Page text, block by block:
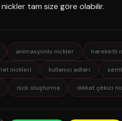
tam size göre olabilir.
animasyonlu nickler hareketli
nickleri kullanıcı adları
nick oluşturma dikkat çekici